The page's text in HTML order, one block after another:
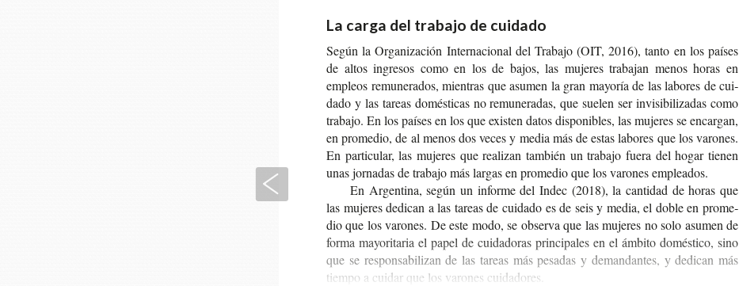
Anterior
La carga del trabajo de cuidado
Según la Orga­ni­za­ción Inter­na­cio­nal del Tra­ba­jo (OIT, 2016), tanto en los paí­ses
de altos ingre­sos como en los de bajos, las muje­res tra­ba­jan menos horas en
empleos remu­ne­ra­dos, mien­tras que asu­men la gran mayo­ría de las labo­res de cui­
da­do y las tareas domés­ti­cas no remu­ne­ra­das, que sue­len ser invi­si­bi­li­za­das como
tra­ba­jo. En los paí­ses en los que exis­ten datos dis­po­ni­bles, las muje­res se encar­gan,
en pro­me­dio, de al menos dos veces y media más de estas labo­res que los varo­nes.
En par­ti­cu­lar, las muje­res que rea­li­zan tam­bién un tra­ba­jo fuera del hogar tie­nen
unas jor­na­das de tra­ba­jo más lar­gas en pro­me­dio que los varo­nes empleados.
En Argen­ti­na, según un infor­me del Indec (2018), la can­ti­dad de horas que
las muje­res dedi­can a las tareas de cui­da­do es de seis y media, el doble en pro­me­
dio que los varo­nes. De este modo, se obser­va que las muje­res no solo asu­men de
forma mayo­ri­ta­ria el papel de cui­da­do­ras prin­ci­pa­les en el ámbi­to domés­ti­co, sino
que se res­pon­sa­bi­li­zan de las tareas más pesa­das y deman­dan­tes, y dedi­can más
tiem­po a cui­dar que los varo­nes cuidadores.